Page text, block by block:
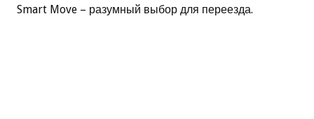
Smart Move – разумный выбор для переезда.